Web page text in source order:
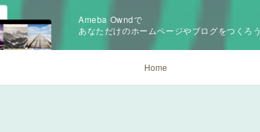
Ameba Owndで
あなただけのホームページやブログをつくろう
Home